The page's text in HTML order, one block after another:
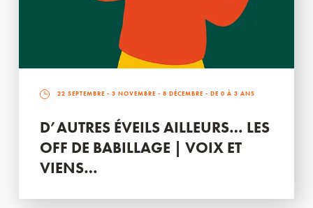
22 SEPTEMBRE - 3 NOVEMBRE - 8 DÉCEMBRE - DE 0 À 3 ANS
D’AUTRES ÉVEILS AILLEURS… LES
OFF DE BABILLAGE | VOIX ET
VIENS…